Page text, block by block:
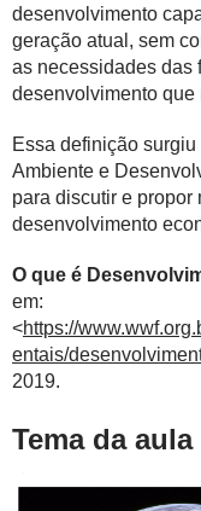
desenvolvimento
geração atual, sem
as necessidades das
desenvolvimento que
Essa definição
Ambiente e
para discutir e
desenvolvimento
O que é
em:
<https://
entais/
2019.
Tema da aula